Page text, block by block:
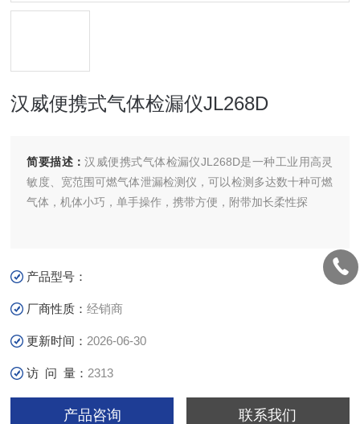
汉威便携式气体检漏仪JL268D
简要描述：汉威便携式气体检漏仪JL268D是一种工业用高灵
敏度、宽范围可燃气体泄漏检测仪，可以检测多达数十种可燃
气体，机体小巧，单手操作，携带方便，附带加长柔性探
产品型号：
厂商性质：经销商
更新时间： 2026-06-30
访 问 量： 2313
产品咨询 联系我们